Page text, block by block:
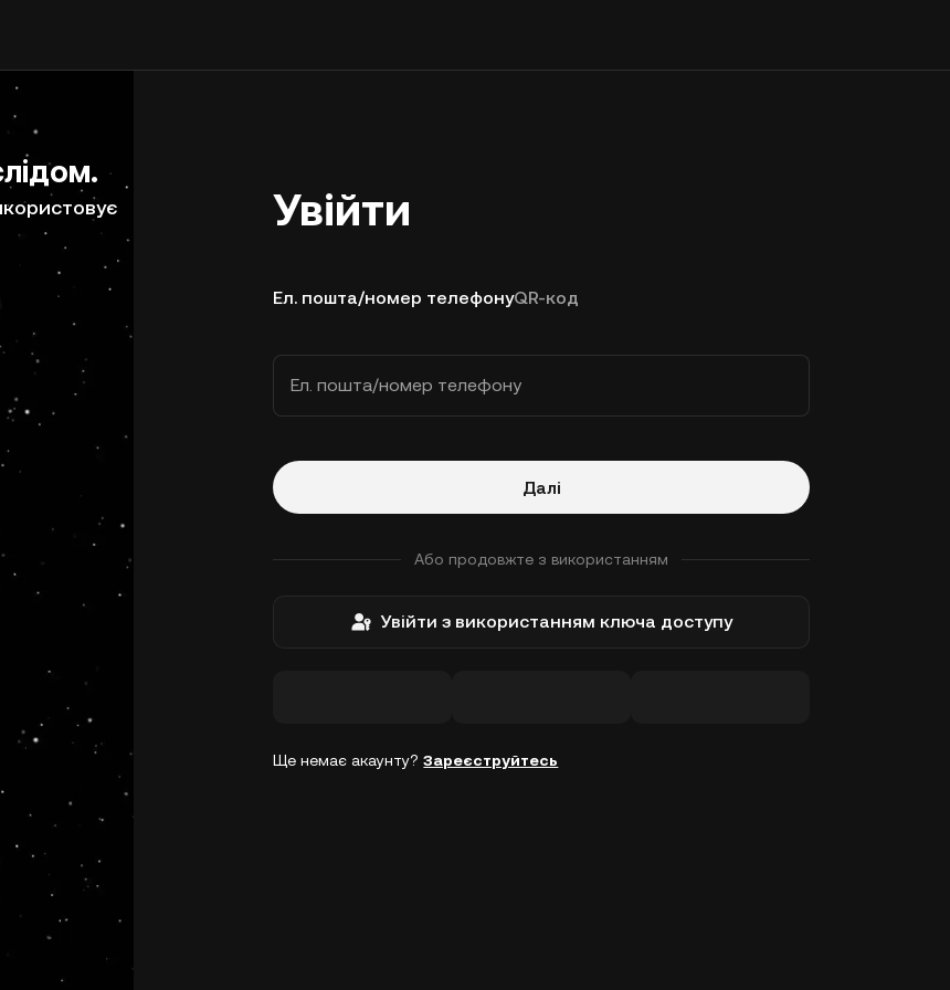
Увійти
Ел. пошта/номер телефонуQR-код
Ел. пошта/номер телефону
Далі
Або продовжте з використанням
Увійти з використанням ключа доступу
Ще немає акаунту?Зареєструйтесь